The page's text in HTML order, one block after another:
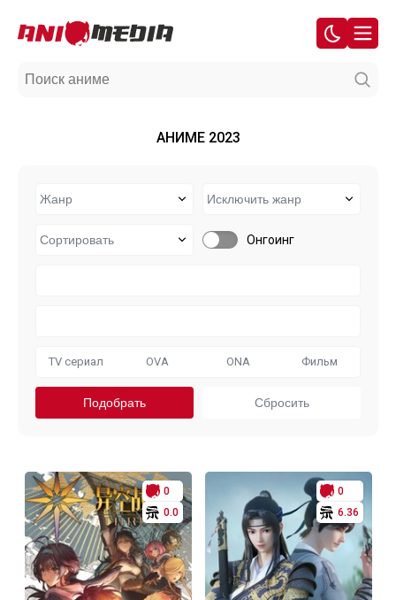
АНИМЕ 2023
Онгоинг
TV сериал OVA ONA Фильм
0
0.0
0
6.36